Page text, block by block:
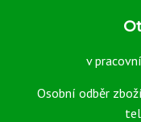
v
Osobní odběr